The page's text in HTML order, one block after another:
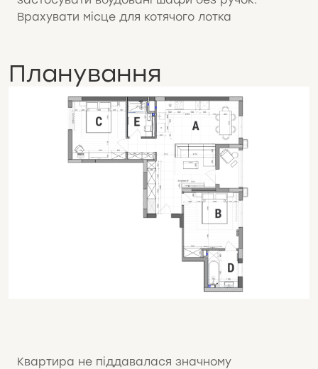
Врахувати місце для котячого лотка
Планування
Квартира не піддавалася значному